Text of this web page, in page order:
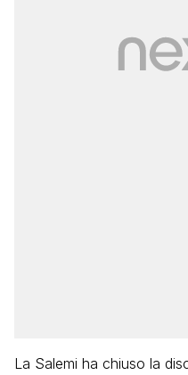
La Salemi ha chiuso la